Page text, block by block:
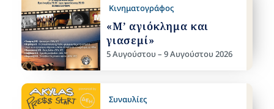
Κινηματογράφος
«Μ’ αγιόκλημα και
γιασεμί»
5 Αυγούστου – 9 Αυγούστου 2026
Συναυλίες